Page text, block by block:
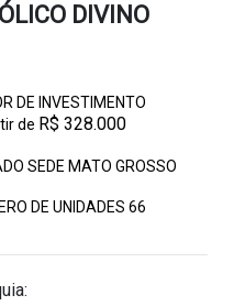
DIVINO
DE INVESTIMENTO
de R$ 328.000
SEDE MATO GROSSO
DE UNIDADES66